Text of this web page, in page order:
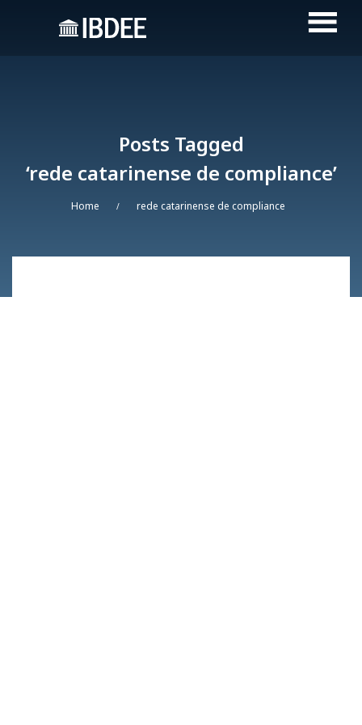
Posts Tagged
‘rede catarinense de compliance’
Home / rede catarinense de compliance